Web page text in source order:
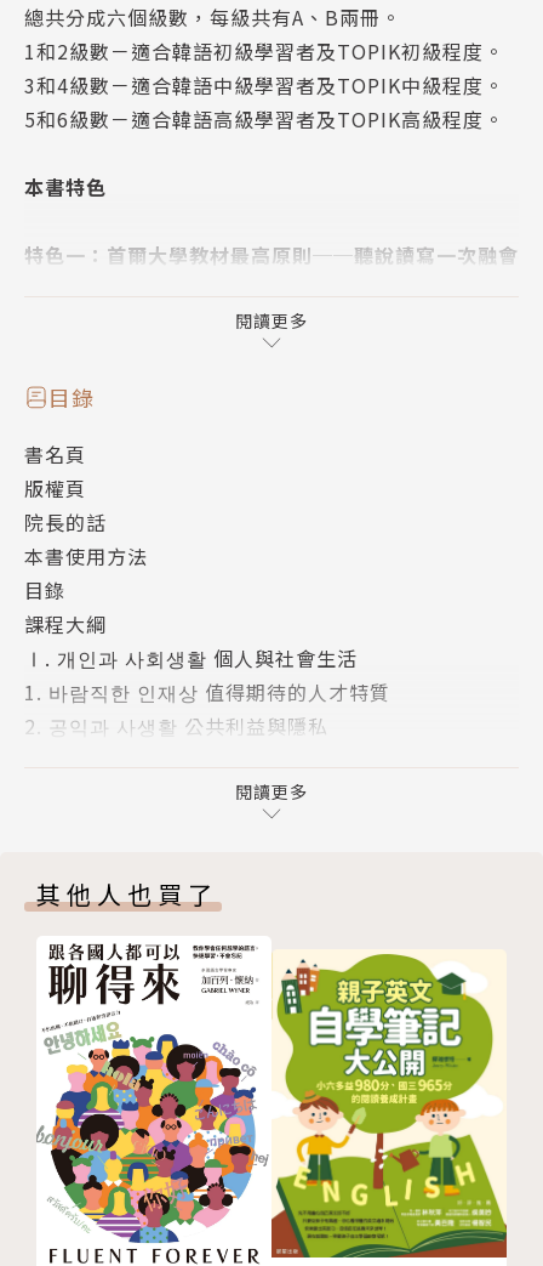
總共分成六個級數，每級共有A、B兩冊。
1和2級數－適合韓語初級學習者及TOPIK初級程度。
3和4級數－適合韓語中級學習者及TOPIK中級程度。
5和6級數－適合韓語高級學習者及TOPIK高級程度。
本書特色
特色一：首爾大學教材最高原則──聽說讀寫一次融會
針對「聽、說、讀、寫」四大能力打造綜合單元。教師
能完全掌握教學方向，學習者也能依照單元練習，提升
韓語必備能力。
特色二：主題多樣化，專為高級學習者打造深度內容
針對高級學習者所需的深度內容，編排多元主題。包含
個人、社會、教育、文化、文學、歷史等主題。在與韓
國人的交流與溝通上，能不再被所學限制，可以準確表
達自身想法。
特色三：文法與字彙系統整理，培養高級實力
嚴選符合高級程度的文法與字彙，另補充擬聲擬態語、
俗諺、成語等內容，一併學習語言與文化！字彙除中譯
的漢字標註，訓練高級應有的閱讀能力。
到了高級閱讀，難度與份量都會增加。教材會先整理出
文、散文、小說與新聞報導等。並在閱讀過後，馬上做
會話練習，檢測對內容的理解度，且培養學習者重點摘
要的能力。
特色五：聽力與口說一併進行，加強實戰溝通力
聽力領域涵蓋的範圍極廣，包含雙人對話、廣播節目、
講座、面試對談等。並列出聽力內容中重要的表達句
型，如會議開場、提出意見、於正式場合發問等不同情
境能用的說法，可以依樣畫葫蘆，立刻說出一口道地的
閱讀更多
目錄
書名頁
版權頁
院長的話
本書使用方法
目錄
課程大綱
Ⅰ. 개인과 사회생활 個人與社會生活
1. 바람직한 인재상 值得期待的人才特質
2. 공익과 사생활 公共利益與隱私
1. 잊지 못할 순간 難以忘懷的瞬間
1. 물가 이야기 物價的故事
Ⅳ. 건강한 삶 健康的人生
1. 음식과 체질 飲食和體質
2. 건강과 마음 健康與心靈
Ⅴ. 성공과 실패 成功和失敗
1. 새로운 시도 嶄新的嘗試
2. 흔들리며 피는 꽃 搖曳中綻放的花朵
Ⅵ. 생활과 예술 生活與藝術
1. 생활 속의 예술 生活中的藝術
2. 건축물의 미학 建築的美學
閱讀更多
其他人也買了